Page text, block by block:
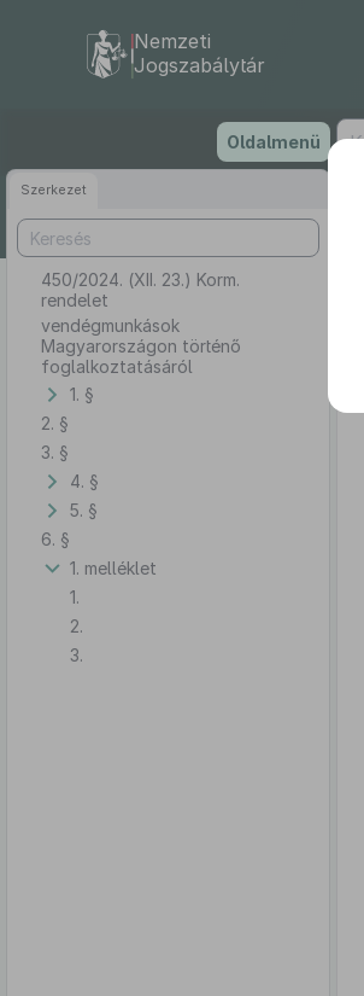
tartalomra
Nemzeti
Jogszabálytár
Oldalmenü
Szerkezet
450/2024. (XII. 23.) Korm.
rendelet
vendégmunkások
Magyarországon történő
foglalkoztatásáról
1. §
2. §
3. §
4. §
5. §
6. §
1. melléklet
1.
2.
3.